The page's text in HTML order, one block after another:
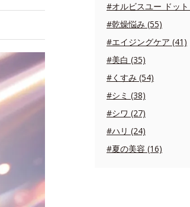
#オルビスユー ドッ
#乾燥悩み (55)
#エイジングケア (41)
#美白 (35)
#くすみ (54)
#シミ (38)
#シワ (27)
#ハリ (24)
#夏の美容 (16)